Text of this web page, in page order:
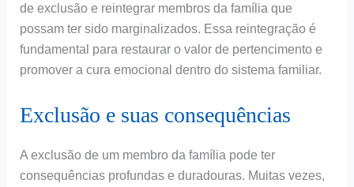
de exclusão e reintegrar membros da família que
possam ter sido marginalizados. Essa reintegração é
fundamental para restaurar o valor de pertencimento e
promover a cura emocional dentro do sistema familiar.
Exclusão e suas consequências
A exclusão de um membro da família pode ter
consequências profundas e duradouras. Muitas vezes,